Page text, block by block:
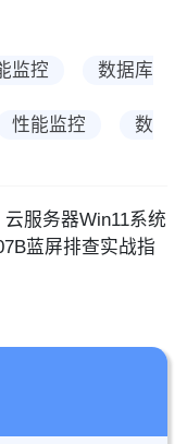
监控
数据库
性能监控
数
云服务器Win11系统
蓝屏排查实战指